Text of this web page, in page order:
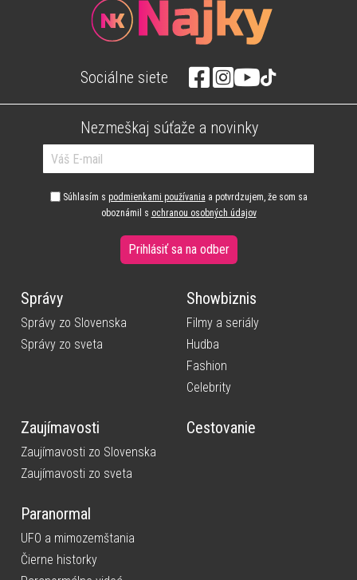
Sociálne siete
Nezmeškaj súťaže a novinky
Súhlasím s podmienkami používania a potvrdzujem, že som sa
oboznámil s ochranou osobných údajov
Prihlásiť sa na odber
Správy
Správy zo Slovenska
Správy zo sveta
Showbiznis
Filmy a seriály
Hudba
Fashion
Celebrity
Zaujímavosti
Zaujímavosti zo Slovenska
Zaujímavosti zo sveta
Cestovanie
Paranormal
UFO a mimozemštania
Čierne historky